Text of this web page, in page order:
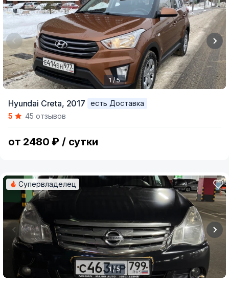
of
1 / 5
Hyundai Creta, 2017
есть Доставка
5
45 отзывов
от 2480 ₽ / сутки
Супервладелец
1 / 5